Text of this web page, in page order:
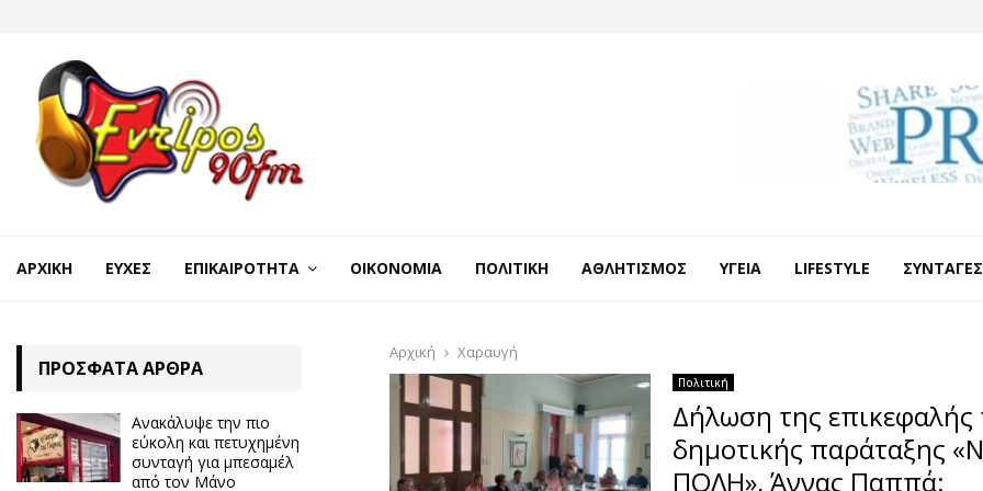
ΑΡΧΙΚΉ ΕΥΧΈΣ ΕΠΙΚΑΙΡΌΤΗΤΑ ΟΙΚΟΝΟΜΊΑ ΠΟΛΙΤΙΚΉ ΑΘΛΗΤΙΣΜΌΣ ΥΓΕΊΑ LIFESTYLE ΣΥΝΤΑΓΈΣ
Αρχική Χαραυγή
Πολιτική
Δήλωση της επικεφαλής
δημοτικής παράταξης
ΠΟΛΗ», Άννας Παππά:
ΠΡΌΣΦΑΤΑ ΆΡΘΡΑ
Ανακάλυψε την πιο
εύκολη και πετυχημένη
συνταγή για μπεσαμέλ
από τον Μάνο